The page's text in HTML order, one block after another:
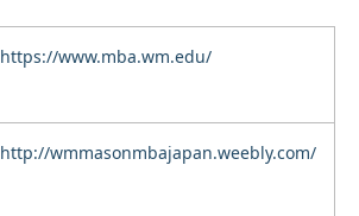
https://www.mba.wm.edu/
http://wmmasonmbajapan.weebly.com/